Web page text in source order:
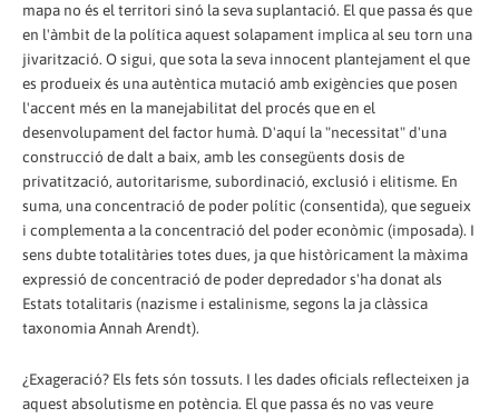
mapa no és el territori sinó la seva suplantació. El que passa és que
en l'àmbit de la política aquest solapament implica al seu torn una
jivarització. O sigui, que sota la seva innocent plantejament el que
es produeix és una autèntica mutació amb exigències que posen
l'accent més en la manejabilitat del procés que en el
desenvolupament del factor humà. D'aquí la "necessitat" d'una
construcció de dalt a baix, amb les consegüents dosis de
privatització, autoritarisme, subordinació, exclusió i elitisme. En
suma, una concentració de poder polític (consentida), que segueix
i complementa a la concentració del poder econòmic (imposada). I
sens dubte totalitàries totes dues, ja que històricament la màxima
expressió de concentració de poder depredador s'ha donat als
Estats totalitaris (nazisme i estalinisme, segons la ja clàssica
taxonomia Annah Arendt).
¿Exageració? Els fets són tossuts. I les dades oficials reflecteixen ja
aquest absolutisme en potència. El que passa és no vas veure